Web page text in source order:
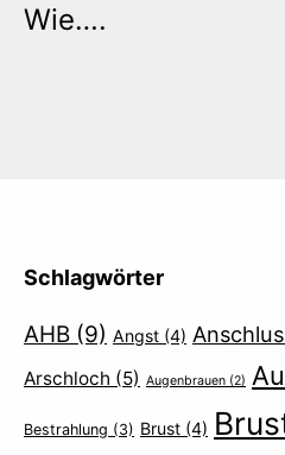
Wie….
Schlagwörter
AHB (9) Angst (4)
Arschloch (5) Augenbrauen (2)
Bestrahlung (3) Brust (4)